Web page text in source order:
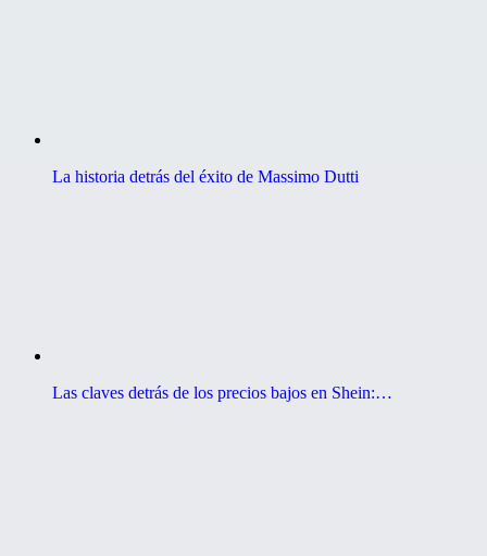
La historia detrás del éxito de Massimo Dutti
Las claves detrás de los precios bajos en Shein:…